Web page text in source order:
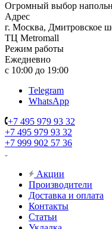
Огромный выбор
Адрес
г. Москва, Дмитровское
ТЦ Metromall
Режим работы
Ежедневно
с 10:00 до 19:00
Telegram
WhatsApp
+7 495 979 93 32
+7 495 979 93 32
+7 999 902 57 36
Акции
Производители
Доставка и оплата
Контакты
Статьи